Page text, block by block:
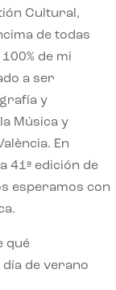
Cultural,
de todas
de mi
a ser
y
Música y
En
41ª edición de
esperamos con
qué
de verano